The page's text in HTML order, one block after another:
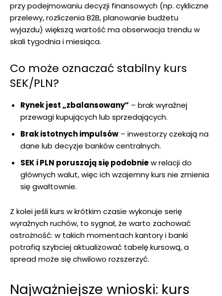
przy podejmowaniu decyzji finansowych (np. cykliczne
przelewy, rozliczenia B2B, planowanie budżetu
wyjazdu) większą wartość ma obserwacja trendu w
skali tygodnia i miesiąca.
Co może oznaczać stabilny kurs
SEK/PLN?
Rynek jest „zbalansowany” – brak wyraźnej
przewagi kupujących lub sprzedających.
Brak istotnych impulsów – inwestorzy czekają na
dane lub decyzje banków centralnych.
SEK i PLN poruszają się podobniew relacji do
głównych walut, więc ich wzajemny kurs nie zmienia
się gwałtownie.
Z kolei jeśli kurs w krótkim czasie wykonuje serię
wyraźnych ruchów, to sygnał, że warto zachować
ostrożność: w takich momentach kantory i banki
potrafią szybciej aktualizować tabelę kursową, a
spread może się chwilowo rozszerzyć.
Najważniejsze wnioski: kurs